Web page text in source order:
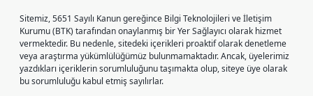
Sitemiz, 5651 Sayılı Kanun gereğince Bilgi Teknolojileri ve İletişim
Kurumu (BTK) tarafından onaylanmış bir Yer Sağlayıcı olarak hizmet
vermektedir. Bu nedenle, sitedeki içerikleri proaktif olarak denetleme
veya araştırma yükümlülüğümüz bulunmamaktadır. Ancak, üyelerimiz
yazdıkları içeriklerin sorumluluğunu taşımakta olup, siteye üye olarak
bu sorumluluğu kabul etmiş sayılırlar.